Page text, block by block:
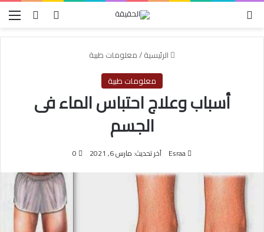
بحث عنتسجيل
الرئيسية/معلومات طبية
معلومات طبية
أسباب وعلاج احتباس الماء فى
الجسم
Esraa آخر تحديث: مارس 6, 2021 0